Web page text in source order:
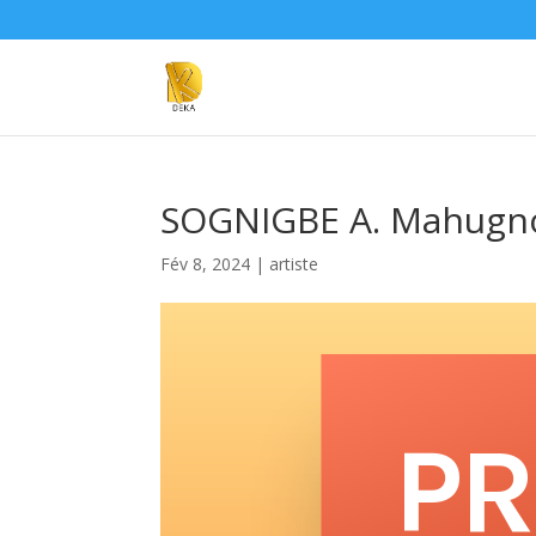
SOGNIGBE A.
Fév 8, 2024 | artiste